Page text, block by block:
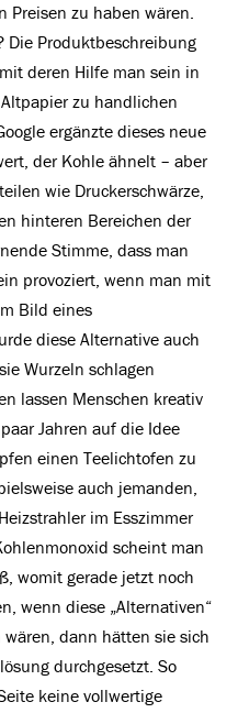
Preisen zu haben wären.
Die Produktbeschreibung
deren Hilfe man sein in
zu handlichen
ergänzte dieses neue
der Kohle ähnelt – aber
wie Druckerschwärze,
hinteren Bereichen der
Stimme, dass man
provoziert, wenn man mit
Bild eines
diese Alternative auch
Wurzeln schlagen
lassen Menschen kreativ
Jahren auf die Idee
einen Teelichtofen zu
auch jemanden,
im Esszimmer
scheint man
womit gerade jetzt noch
wenn diese „Alternativen“
dann hätten sie sich
durchgesetzt. So
keine vollwertige